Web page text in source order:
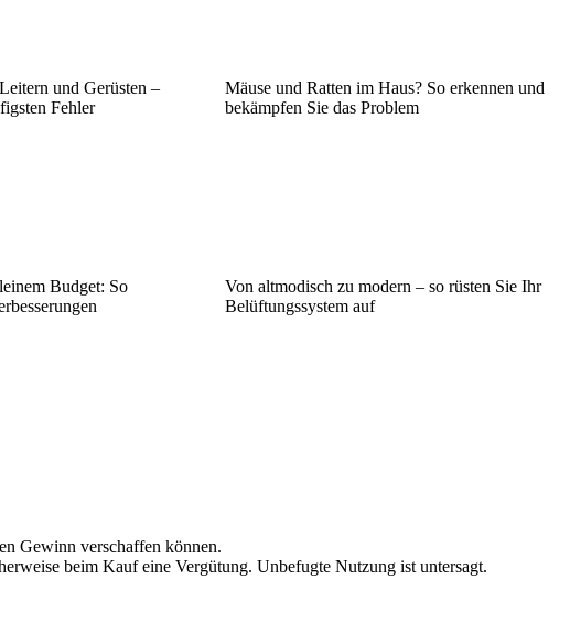
und Gerüsten –
Fehler
Mäuse und Ratten im Haus? So erkennen und
bekämpfen Sie das Problem
Budget: So
Von altmodisch zu modern – so rüsten Sie Ihr
Belüftungssystem auf
Gewinn verschaffen können.
beim Kauf eine Vergütung. Unbefugte Nutzung ist untersagt.